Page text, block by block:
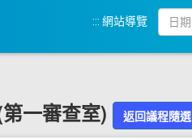
::: 網站導覽
一審查室) 返回議程隨選